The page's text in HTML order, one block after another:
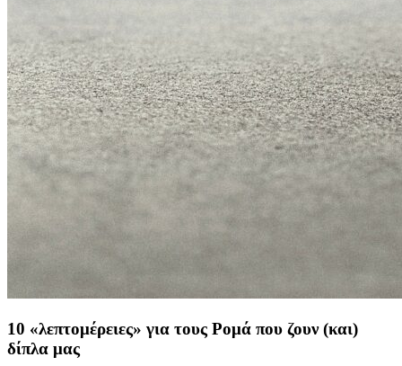
10 «λεπτομέρειες» για τους Ρομά που ζουν (και)
δίπλα μας